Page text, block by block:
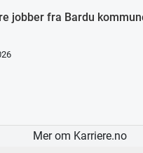
jobber fra Bardu
Mer om Karriere.no